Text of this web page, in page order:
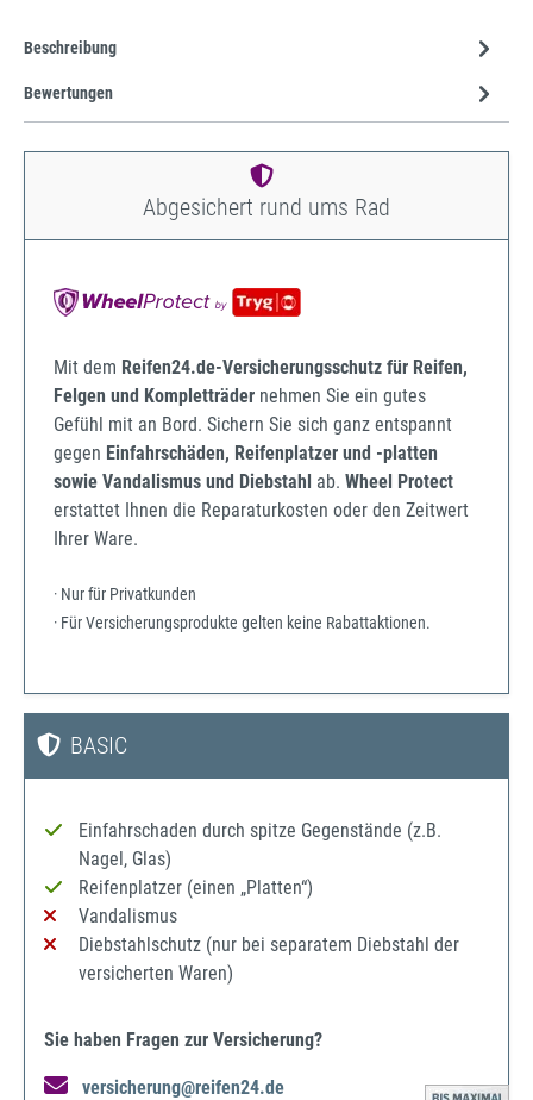
Beschreibung
Bewertungen
Abgesichert rund ums Rad
Mit dem Reifen24.de-Versicherungsschutz für Reifen,
Felgen und Kompletträder nehmen Sie ein gutes
Gefühl mit an Bord. Sichern Sie sich ganz entspannt
gegen Einfahrschäden, Reifenplatzer und -platten
sowie Vandalismus und Diebstahl ab. Wheel Protect
erstattet Ihnen die Reparaturkosten oder den Zeitwert
Ihrer Ware.
· Nur für Privatkunden
· Für Versicherungsprodukte gelten keine Rabattaktionen.
BASIC
Einfahrschaden durch spitze Gegenstände (z.B.
Nagel, Glas)
Reifenplatzer (einen „Platten“)
Vandalismus
Diebstahlschutz (nur bei separatem Diebstahl der
versicherten Waren)
Sie haben Fragen zur Versicherung?
versicherung@reifen24.de